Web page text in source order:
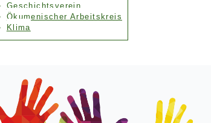
Geschichtsverein
Ökumenischer Arbeitskreis
Klima